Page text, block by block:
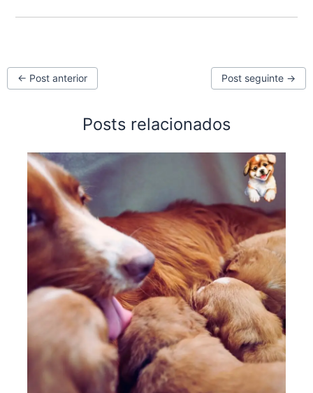
← Post anterior Post seguinte →
Posts relacionados